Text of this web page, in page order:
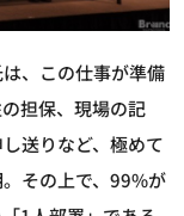
、この仕事が準備
担保、現場の記
送りなど、極めて
その上で、99%が